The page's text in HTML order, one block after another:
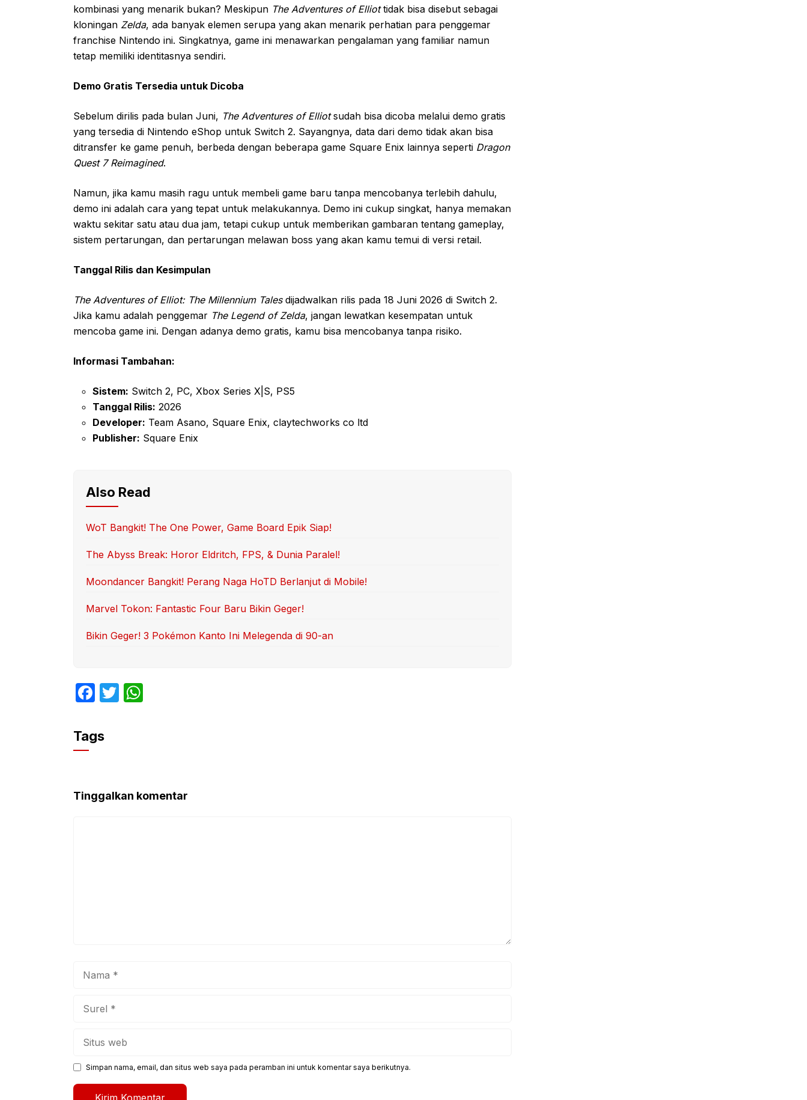
kombinasi yang menarik bukan? Meskipun The Adventures of Elliottidak bisa disebut sebagai
kloningan Zelda, ada banyak elemen serupa yang akan menarik perhatian para penggemar
franchise Nintendo ini. Singkatnya, game ini menawarkan pengalaman yang familiar namun
tetap memiliki identitasnya sendiri.
Demo Gratis Tersedia untuk Dicoba
Sebelum dirilis pada bulan Juni, The Adventures of Elliotsudah bisa dicoba melalui demo gratis
yang tersedia di Nintendo eShop untuk Switch 2. Sayangnya, data dari demo tidak akan bisa
ditransfer ke game penuh, berbeda dengan beberapa game Square Enix lainnya seperti Dragon
Quest 7 Reimagined.
Namun, jika kamu masih ragu untuk membeli game baru tanpa mencobanya terlebih dahulu,
demo ini adalah cara yang tepat untuk melakukannya. Demo ini cukup singkat, hanya memakan
waktu sekitar satu atau dua jam, tetapi cukup untuk memberikan gambaran tentang gameplay,
sistem pertarungan, dan pertarungan melawan boss yang akan kamu temui di versi retail.
Tanggal Rilis dan Kesimpulan
The Adventures of Elliot: The Millennium Talesdijadwalkan rilis pada 18 Juni 2026 di Switch 2.
Jika kamu adalah penggemar The Legend of Zelda, jangan lewatkan kesempatan untuk
mencoba game ini. Dengan adanya demo gratis, kamu bisa mencobanya tanpa risiko.
Informasi Tambahan:
Sistem: Switch 2, PC, Xbox Series X|S, PS5
Tanggal Rilis: 2026
Developer: Team Asano, Square Enix, claytechworks co ltd
Publisher: Square Enix
Also Read
WoT Bangkit! The One Power, Game Board Epik Siap!
The Abyss Break: Horor Eldritch, FPS, & Dunia Paralel!
Moondancer Bangkit! Perang Naga HoTD Berlanjut di Mobile!
Marvel Tokon: Fantastic Four Baru Bikin Geger!
Bikin Geger! 3 Pokémon Kanto Ini Melegenda di 90-an
F
c
e
o
o
T
p
p
Tags
Tinggalkan komentar
Simpan nama, email, dan situs web saya pada peramban ini untuk komentar saya berikutnya.